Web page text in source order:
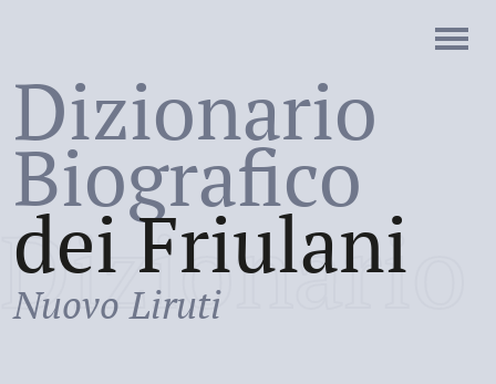
Dizionario
Biografico
dei Friulani
Nuovo Liruti
Dizionario